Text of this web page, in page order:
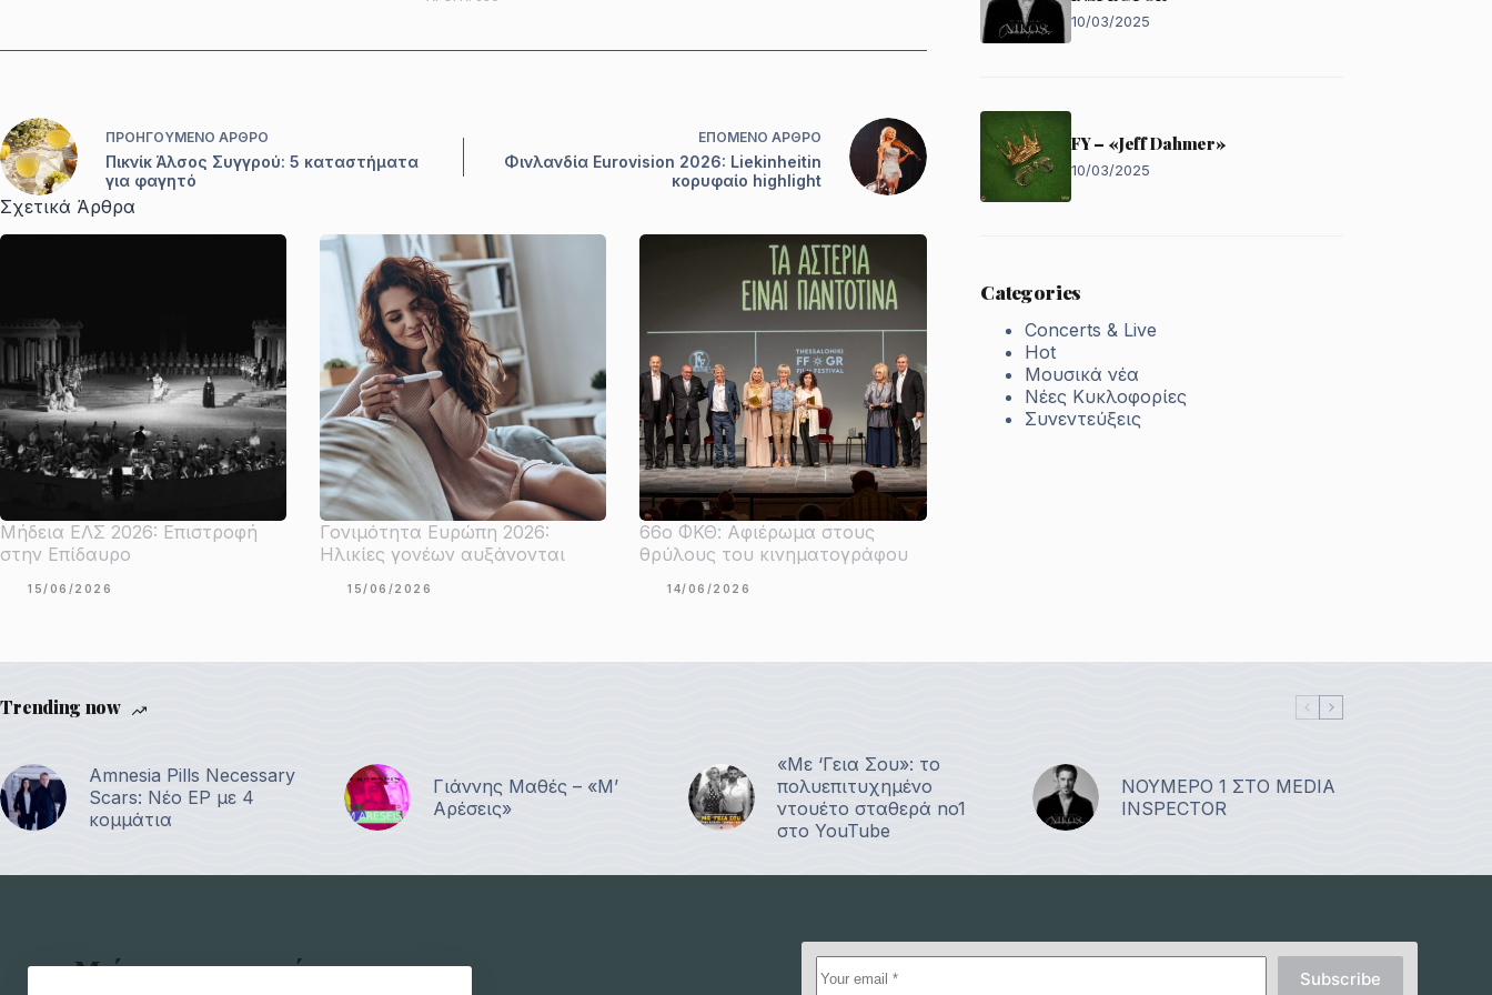
ΠΡΟΗΓΟΎΜΕΝΟ ΆΡΘΡΟ
Πικνίκ Άλσος Συγγρού: 5 καταστήματα
για φαγητό
ΕΠΌΜΕΝΟ ΆΡΘΡΟ
Φινλανδία Eurovision 2026: Liekinheitin
κορυφαίο highlight
Σχετικά Άρθρα
Μήδεια ΕΛΣ 2026: Επιστροφή
στην Επίδαυρο
15/06/2026
Γονιμότητα Ευρώπη 2026:
Ηλικίες γονέων αυξάνονται
15/06/2026
66ο ΦΚΘ: Αφιέρωμα στους
θρύλους του κινηματογράφου
14/06/2026
10/03/2025
FY – «Jeff Dahmer»
10/03/2025
Categories
Concerts & Live
Hot
Μουσικά νέα
Νέες Κυκλοφορίες
Συνεντεύξεις
Trending now
Amnesia Pills Necessary
Scars: Νέο EP με 4
κομμάτια
Γιάννης Μαθές – «Μ’
Αρέσεις»
«Με ‘Γεια Σου»: το
πολυεπιτυχημένο
ντουέτο σταθερά no1
στο YouTube
ΝΟΥΜΕΡΟ 1 ΣΤΟ MEDIA
INSPECTOR
Μείνετε ενημερωμένοι για τα
Subscribe